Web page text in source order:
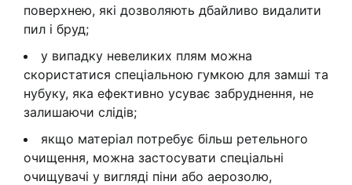
поверхнею, які дозволяють дбайливо видалити
пил і бруд;
у випадку невеликих плям можна
скористатися спеціальною гумкою для замші та
нубуку, яка ефективно усуває забруднення, не
залишаючи слідів;
якщо матеріал потребує більш ретельного
очищення, можна застосувати спеціальні
очищувачі у вигляді піни або аерозолю,